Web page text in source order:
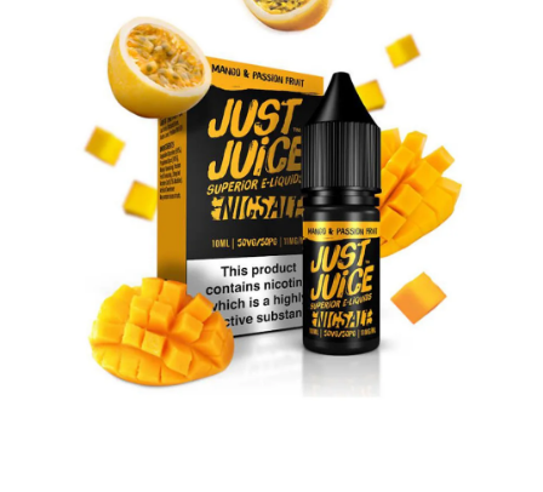
NIKOTINOVÉ SÁČKY
DÁRKOVÉ VOUCHERY
ATOMIZÉRY A CARTRIDGE
BATERIE A NABÍJEČKY
GRIPY & MODY